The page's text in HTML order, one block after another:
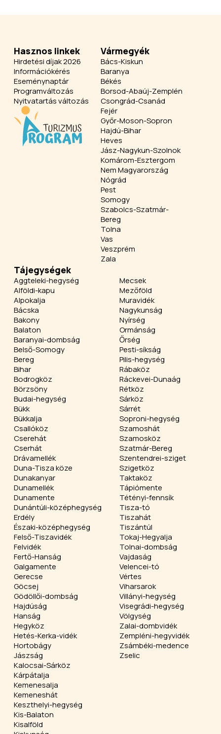
Hasznos linkek
Hirdetési díjak 2026
Információkérés
Eseménynaptár
Programváltozás
Nyitvatartás változás
Vármegyék
Bács-Kiskun
Baranya
Békés
Borsod-Abaúj-Zemplén
Csongrád-Csanád
Fejér
Győr-Moson-Sopron
Hajdú-Bihar
Heves
Jász-Nagykun-Szolnok
Komárom-Esztergom
Nem Magyarország
Nógrád
Pest
Somogy
Szabolcs-Szatmár-
Bereg
Tolna
Vas
Veszprém
Zala
Tájegységek
Aggteleki-hegység
Alföldi-kapu
Alpokalja
Bácska
Bakony
Balaton
Baranyai-dombság
Belső-Somogy
Bereg
Bihar
Bodrogköz
Börzsöny
Budai-hegység
Bükk
Bükkalja
Csallóköz
Cserehát
Cserhát
Drávamellék
Duna-Tisza köze
Dunakanyar
Dunamellék
Dunamente
Dunántúli-középhegység
Erdély
Északi-középhegység
Felső-Tiszavidék
Felvidék
Fertő-Hanság
Galgamente
Gerecse
Göcsej
Gödöllői-dombság
Hajdúság
Hanság
Hegyköz
Hetés-Kerka-vidék
Hortobágy
Jászság
Kalocsai-Sárköz
Kárpátalja
Kemenesalja
Kemeneshát
Keszthelyi-hegység
Kis-Balaton
Kisalföld
Mecsek
Mezőföld
Muravidék
Nagykunság
Nyírség
Ormánság
Őrség
Pesti-síkság
Pilis-hegység
Rábaköz
Ráckevei-Dunaág
Rétköz
Sárköz
Sárrét
Soproni-hegység
Szamoshát
Szamosköz
Szatmár-Bereg
Szentendrei-sziget
Szigetköz
Taktaköz
Tápiómente
Tétényi-fennsík
Tisza-tó
Tiszahát
Tiszántúl
Tokaj-Hegyalja
Tolnai-dombság
Vajdaság
Velencei-tó
Vértes
Viharsarok
Villányi-hegység
Visegrádi-hegység
Völgység
Zalai-dombvidék
Zempléni-hegyvidék
Zsámbéki-medence
Zselic